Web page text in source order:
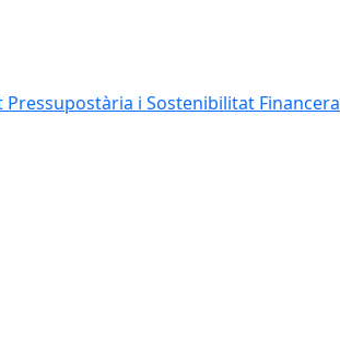
i Sostenibilitat Financera